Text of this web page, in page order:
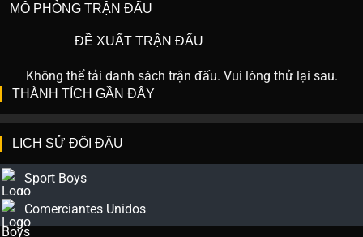
MÔ PHỎNG TRẬN ĐẤU
ĐỀ XUẤT TRẬN ĐẤU
Không thể tải danh sách trận đấu. Vui lòng thử lại sau.
THÀNH TÍCH GẦN ĐÂY
LỊCH SỬ ĐỐI ĐẦU
Sport Boys
Comerciantes Unidos